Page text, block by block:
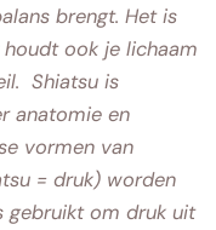
brengt. Het is
ook je lichaam
Shiatsu is
anatomie en
vormen van
= druk) worden
gebruikt om druk uit